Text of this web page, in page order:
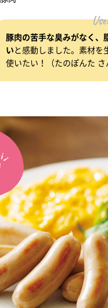
豚肉の苦手な臭みがなく、
いと感動しました。素材を
使いたい！（たのぽんた さ